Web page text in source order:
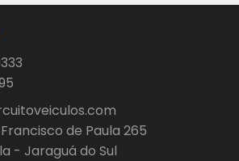
de Paula 265
- Jaraguá do Sul